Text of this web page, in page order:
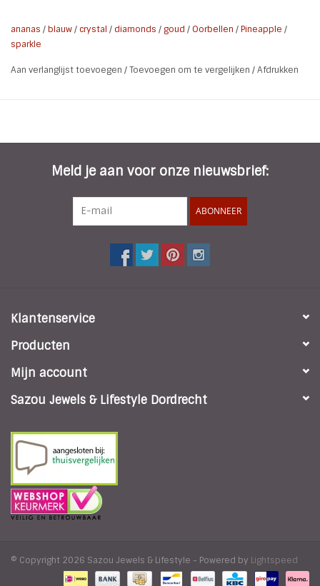
* Soort: Oorstekers
* Kleur: Groen
* Materiaal: Metaal | Koper | Hars | Crystal
ananas /blauw/crystal / diamonds / goud /Oorbellen /Pineapple /
sparkle
Aan verlanglijst toevoegen /Toevoegen om te vergelijken /Afdrukken
Meld je aan voor onze nieuwsbrief:
ABONNEER
Klantenservice
Producten
Mijn account
Sazou Jewels & Lifestyle Dordrecht
© Copyright 2026 Sazou Jewels & Lifestyle - Powered by Lightspeed